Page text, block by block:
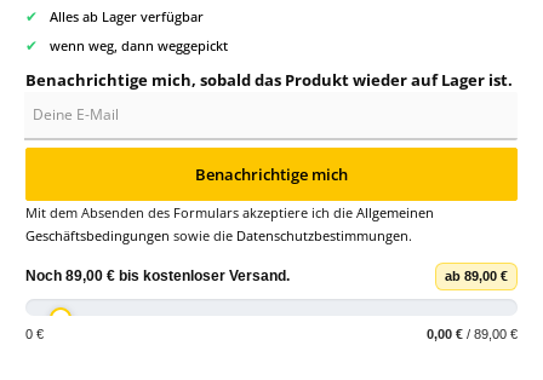
✔ Alles ab Lager verfügbar
✔ wenn weg, dann weggepickt
Benachrichtige mich, sobald das Produkt wieder auf Lager ist.
Benachrichtige mich
Mit dem Absenden des Formulars akzeptiere ich die Allgemeinen
Geschäftsbedingungen sowie die Datenschutzbestimmungen.
Noch 89,00 € bis kostenloser Versand. ab 89,00 €
0 € 0,00 € / 89,00 €